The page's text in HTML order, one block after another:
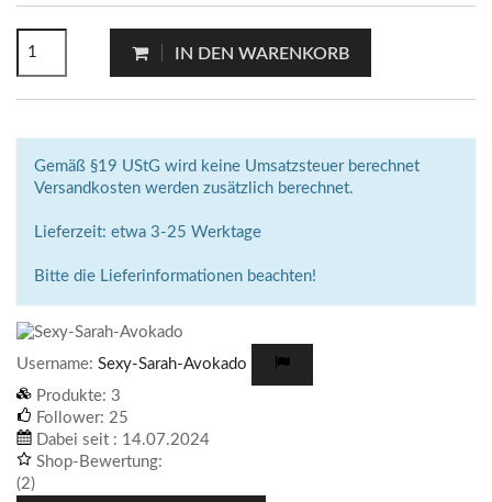
IN DEN WARENKORB
Gemäß §19 UStG wird keine Umsatzsteuer berechnet
Versandkosten werden zusätzlich berechnet.
Lieferzeit: etwa 3-25 Werktage
Bitte die Lieferinformationen beachten!
Username: Sexy-Sarah-Avokado
Produkte: 3
Follower: 25
Dabei seit : 14.07.2024
Shop-Bewertung:
(2)